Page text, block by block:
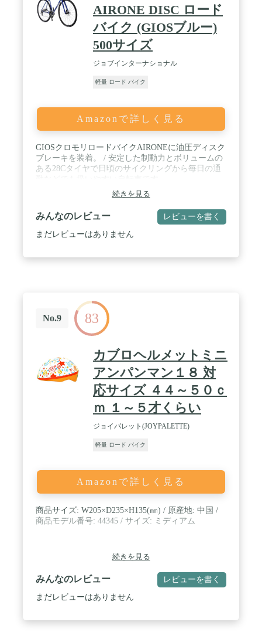
AIRONE DISC ロード
バイク (GIOSブルー)
500サイズ
ジョブインターナショナル
軽量 ロード バイク
Amazonで詳しく見る
GIOSクロモリロードバイクAIRONEに油圧ディスク
ブレーキを装着。 / 安定した制動力とボリュームの
ある28Cタイヤで日頃のサイクリングから毎日の通
続きを見る
みんなのレビュー レビューを書く
まだレビューはありません
No.9 83
カブロヘルメットミニ
アンパンマン１８ 対
応サイズ ４４～５０ｃ
ｍ １～５才くらい
ジョイパレット(JOYPALETTE)
軽量 ロード バイク
Amazonで詳しく見る
商品サイズ: W205×D235×H135(㎜) / 原産地: 中国 /
商品モデル番号: 44345 / サイズ: ミディアム
続きを見る
みんなのレビュー レビューを書く
まだレビューはありません